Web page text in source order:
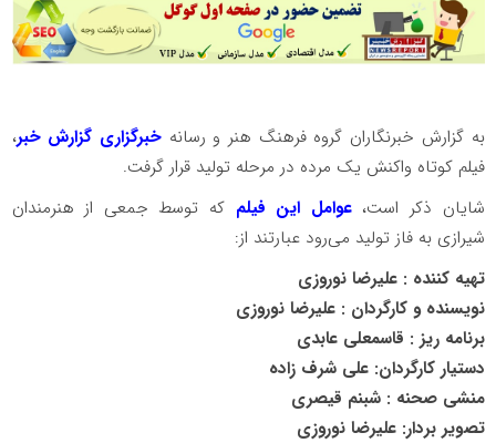
به گزارش خبرنگاران گروه فرهنگ هنر و رسانهخبرگزاری گزارش خبر،
فیلم کوتاه واکنش یک مرده در مرحله تولید قرار گرفت.
شایان ذکر است،عوامل این فیلم که توسط جمعی از هنرمندان
شیرازی به فاز تولید می‌رود عبارتند از:
تهیه کننده : علیرضا نوروزی
نویسنده و کارگردان : علیرضا نوروزی
برنامه ریز : قاسمعلی عابدی
دستیار کارگردان: علی شرف زاده
منشی صحنه : شبنم قیصری
تصویر بردار: علیرضا نوروزی